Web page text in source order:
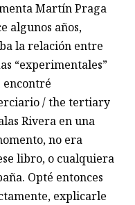
Martín Praga
algunos años,
la relación entre
“experimentales”
encontré
/ the tertiary
Rivera en una
no era
libro, o cualquiera
Opté entonces
explicarle